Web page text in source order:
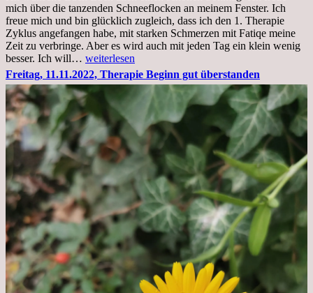
stationär
mich über die tanzenden Schneeflocken an meinem Fenster. Ich
freue mich und bin glücklich zugleich, dass ich den 1. Therapie
Zyklus angefangen habe, mit starken Schmerzen mit Fatiqe meine
Zeit zu verbringe. Aber es wird auch mit jeden Tag ein klein wenig
besser. Ich will… Sonntag,
20.11.2022,
Todensonntag
weiterlesen
Freitag, 11.11.2022, Therapie Beginn gut überstanden